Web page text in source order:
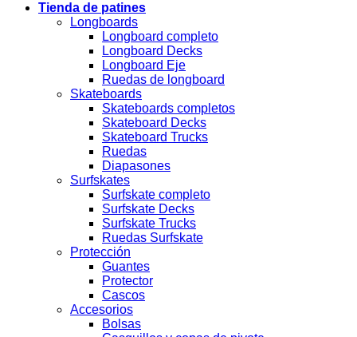
Tienda de patines
Longboards
Longboard completo
Longboard Decks
Longboard Eje
Ruedas de longboard
Skateboards
Skateboards completos
Skateboard Decks
Skateboard Trucks
Ruedas
Diapasones
Surfskates
Surfskate completo
Surfskate Decks
Surfskate Trucks
Ruedas Surfskate
Protección
Guantes
Protector
Cascos
Accesorios
Bolsas